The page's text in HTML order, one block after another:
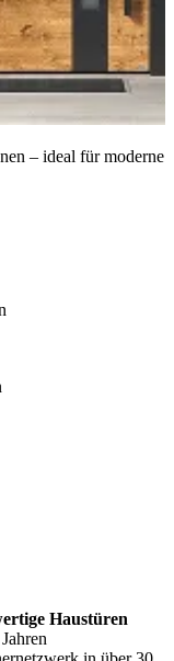
– ideal für
Haustüren